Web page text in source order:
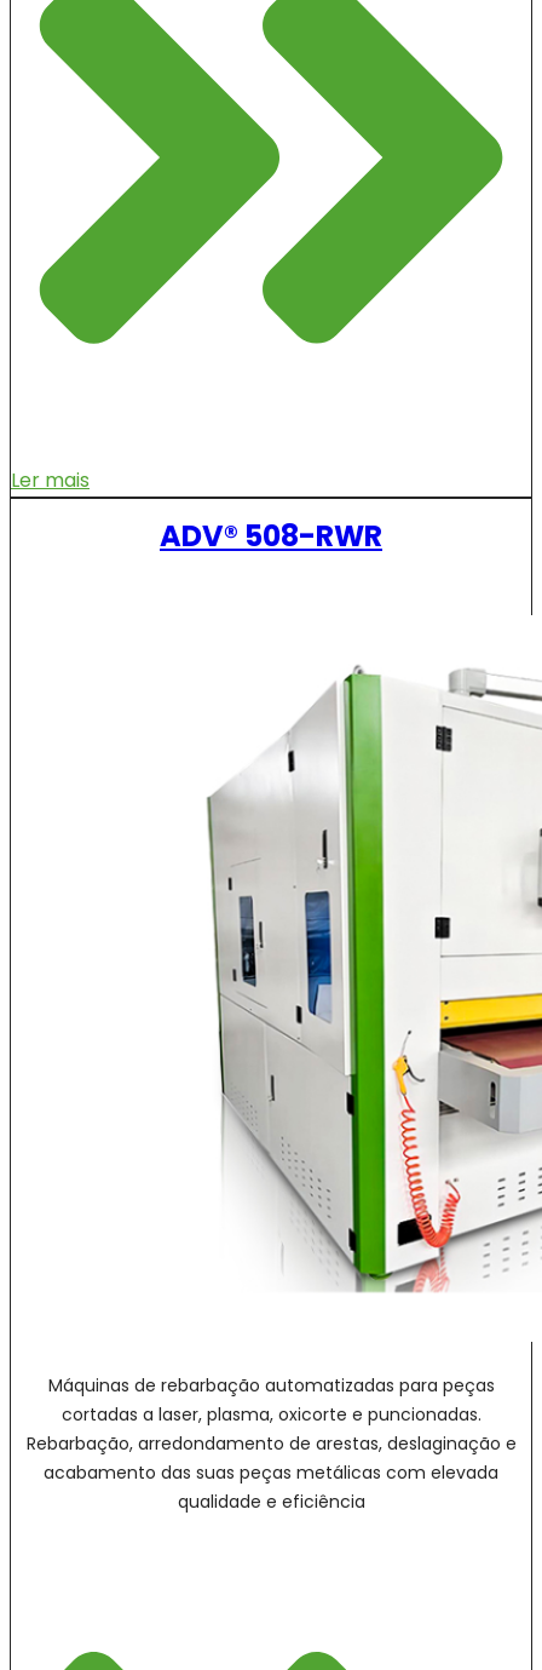
Ler mais
ADV® 508-RWR
Máquinas de rebarbação automatizadas para peças
cortadas a laser, plasma, oxicorte e puncionadas.
Rebarbação, arredondamento de arestas, deslaginação e
acabamento das suas peças metálicas com elevada
qualidade e eficiência